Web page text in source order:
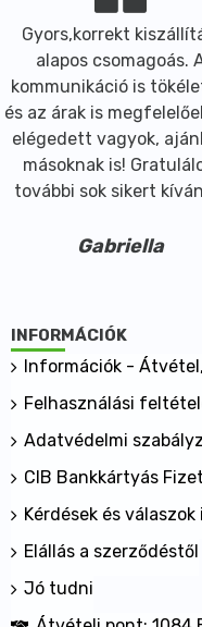
Gyors,korrekt
alapos csomagoás.
kommunikáció is
és az árak is
elégedett vagyok,
másoknak is!
további sok sikert
Gabriella
INFORMÁCIÓK
Információk -
Felhasználási
Adatvédelmi
CIB Bankkártyás
Kérdések és
Elállás a szerződéstől
Jó tudni